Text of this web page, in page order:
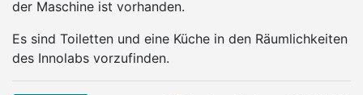
der Maschine ist vorhanden.
Es sind Toiletten und eine Küche in den Räumlichkeiten
des Innolabs vorzufinden.